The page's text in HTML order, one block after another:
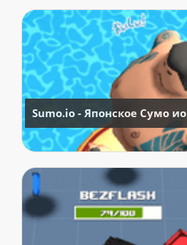
Sumo.io - Японское Сумо ио